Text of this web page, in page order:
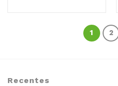
1 2
Recentes